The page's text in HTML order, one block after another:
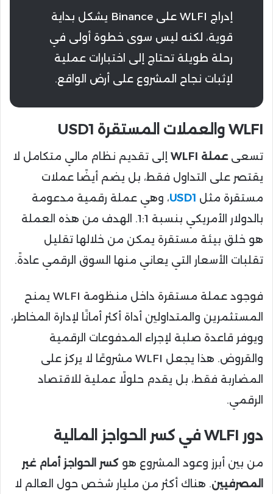
إدراج WLFI على Binance يشكل بداية
قوية، لكنه ليس سوى خطوة أولى في
رحلة طويلة تحتاج إلى اختبارات عملية
لإثبات نجاح المشروع على أرض الواقع.
WLFI والعملات المستقرة USD1
تسعىعملة WLFI
إلى تقديم نظام مالي متكامل لا
يقتصر على التداول فقط، بل يضم أيضًا عملات
مستقرة مثل USD1، وهي عملة رقمية مدعومة
بالدولار الأمريكي بنسبة 1:1. الهدف من هذه العملة
هو خلق بيئة مستقرة يمكن من خلالها تقليل
تقلبات الأسعار التي يعاني منها السوق الرقمي عادةً.
فوجود عملة مستقرة داخل منظومة WLFI يمنح
المستثمرين والمتداولين أداة أكثر أمانًا لإدارة المخاطر،
ويوفر قاعدة صلبة لإجراء المدفوعات الرقمية
والقروض. هذا يجعل WLFI مشروعًا لا يركز على
المضاربة فقط، بل يقدم حلولًا عملية للاقتصاد
الرقمي.
دور WLFI في كسر الحواجز المالية
من بين أبرز وعود المشروع هو كسر الحواجز أمام غير
المصرفيين. هناك أكثر من مليار شخص حول العالم لا